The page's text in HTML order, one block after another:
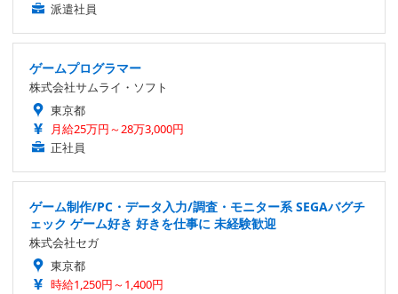
派遣社員
ゲームプログラマー
株式会社サムライ・ソフト
東京都
月給25万円～28万3,000円
正社員
ゲーム制作/PC・データ入力/調査・モニター系 SEGAバグチ
ェック ゲーム好き 好きを仕事に 未経験歓迎
株式会社セガ
東京都
時給1,250円～1,400円